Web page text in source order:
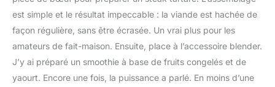
est simple et le résultat impeccable : la viande est hachée de
façon régulière, sans être écrasée. Un vrai plus pour les
amateurs de fait-maison. Ensuite, place à l’accessoire blender.
J’y ai préparé un smoothie à base de fruits congelés et de
yaourt. Encore une fois, la puissance a parlé. En moins d’une